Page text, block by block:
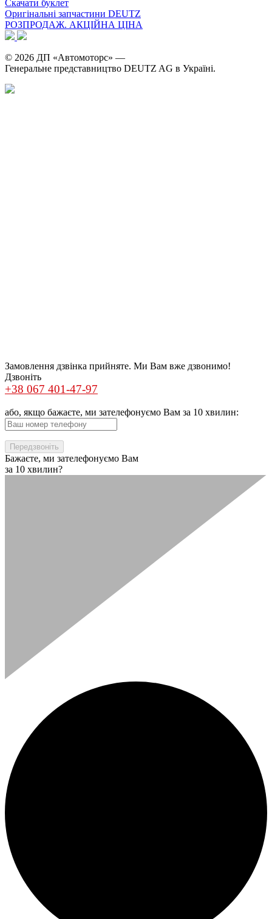
Скачати буклет
Оригінальні запчастини DEUTZ
РОЗПРОДАЖ. АКЦІЙНА ЦІНА
© 2026 ДП «Автомоторс» —
Генеральне представництво DEUTZ AG в Україні.
Замовлення дзвінка прийняте. Ми Вам вже дзвонимо!
Дзвоніть
+38 067 401-47-97
або, якщо бажаєте, ми зателефонуємо Вам за 10 хвилин:
Бажаєте, ми зателефонуємо Вам
за 10 хвилин?